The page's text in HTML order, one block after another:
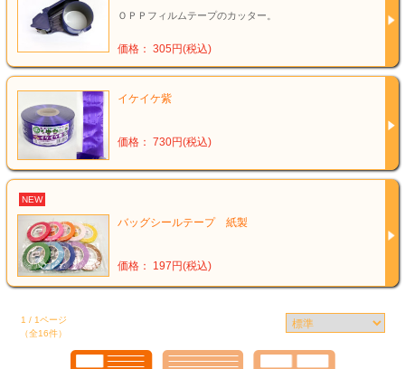
ＯＰＰフィルムテープのカッター。
価格： 305円(税込)
イケイケ紫
価格： 730円(税込)
NEW
バッグシールテープ 紙製
価格： 197円(税込)
1 / 1ページ
（全16件）